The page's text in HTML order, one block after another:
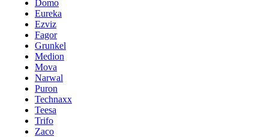
Domo
Eureka
Ezviz
Fagor
Grunkel
Medion
Mova
Narwal
Puron
Technaxx
Teesa
Trifo
Zaco